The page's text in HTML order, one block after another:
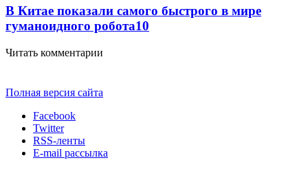
В Китае показали самого быстрого в мире
гуманоидного робота10
Читать комментарии
Полная версия сайта
Facebook
Twitter
RSS-ленты
E-mail рассылка